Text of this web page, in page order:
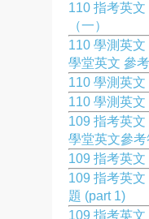
110 指考英
（一）
110 學測英
學堂英文 參
110 學測英
110 學測英
109 指考英
學堂英文參考
109 指考英
109 指考英
題 (part 1)
109 指考英